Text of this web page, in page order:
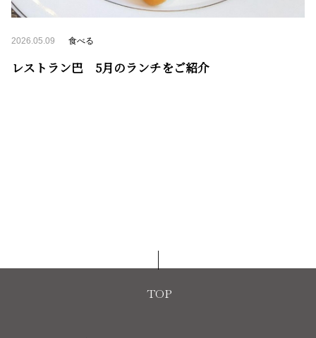
2026.05.09 食べる
レストラン巴 5月のランチをご紹介
TOP